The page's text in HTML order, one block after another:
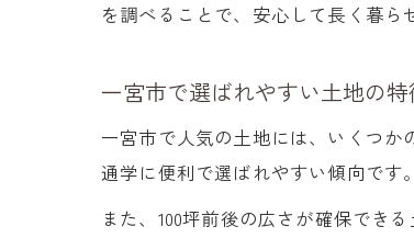
を調べることで、安心して長く暮ら
一宮市で選ばれやすい土地の特
一宮市で人気の土地には、いくつか
通学に便利で選ばれやすい傾向です。
また、100坪前後の広さが確保でき